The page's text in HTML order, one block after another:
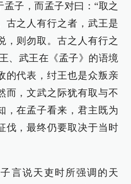
子，而孟子对曰：“取之
古之人有行之者，武王是
，则勿取。古之人有行之
、武王在《孟子》的语境
的代表，纣王也是众叛亲
而，文武之际犹有取与不
，在孟子看来，君主既为
伐，最终仍要取决于当时
言说天吏时所强调的天